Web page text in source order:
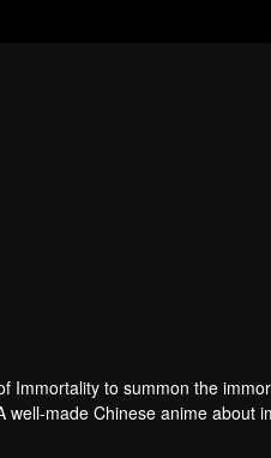
Immortality to summon the
made Chinese anime about